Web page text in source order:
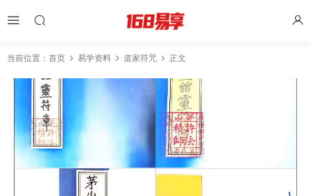
当前位置： 首页 易学资料 道家符咒 正文